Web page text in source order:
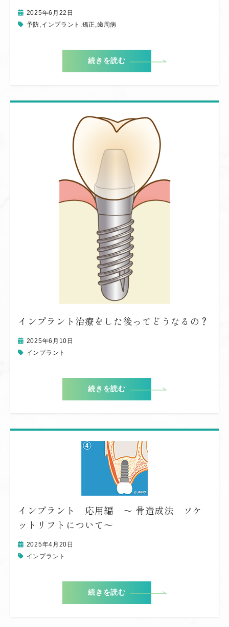
2025年6月22日
予防,インプラント ,矯正 ,歯周病
続きを読む
インプラント治療をした後ってどうなるの？
2025年6月10日
インプラント
続きを読む
インプラント 応用編 〜 骨造成法 ソケ
ットリフトについて〜
2025年4月20日
インプラント
続きを読む